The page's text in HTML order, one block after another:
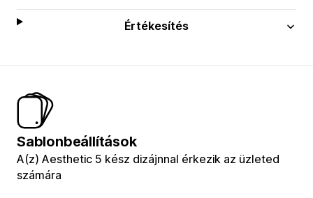
Értékesítés
Sablonbeállítások
A(z) Aesthetic 5 kész dizájnnal érkezik az üzleted
számára